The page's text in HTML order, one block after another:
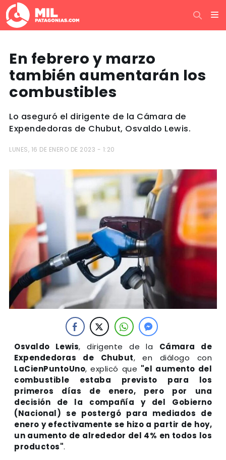
En febrero y marzo
también aumentarán los
combustibles
Lo aseguró el dirigente de la Cámara de
Expendedoras de Chubut, Osvaldo Lewis.
LUNES, 16 DE ENERO DE 2023 - 1:20
Osvaldo Lewis, dirigente de la Cámara de
Expendedoras de Chubut, en diálogo con
LaCienPuntoUno, explicó que "el aumento del
combustible estaba previsto para los
primeros días de enero, pero por una
decisión de la compañía y del Gobierno
(Nacional) se postergó para mediados de
enero y efectivamente se hizo a partir de hoy,
un aumento de alrededor del 4% en todos los
productos".